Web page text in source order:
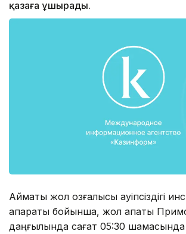
қазаға ұшырады.
Аймақтық жол қозғалысы қауіпсіздігі
ақпараты бойынша, жол апаты
даңғылында сағат 05:30 шамасында